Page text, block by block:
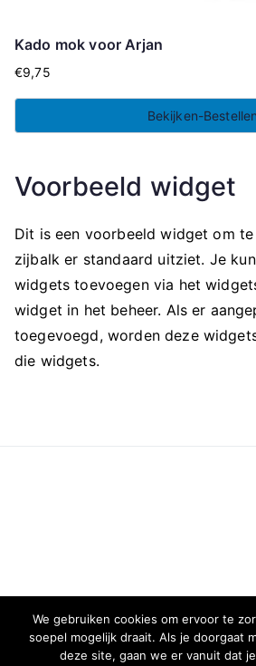
Kado mok voor Arjan
€9,75
Bekijken-Bestellen
Voorbeeld widget
Dit is een voorbeeld widget om
zijbalk er standaard uitziet. Je
widgets toevoegen via het
widget in het beheer. Als er
toegevoegd, worden deze
die widgets.
We gebruiken cookies om ervoor te
soepel mogelijk draait. Als je doorgaat
deze site, gaan we er vanuit dat